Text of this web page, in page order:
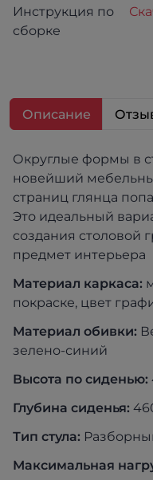
Инструкция по
сборке
Описание
Округлые формы в
новейший
страниц глянца
Это идеальный
создания столовой
предмет интерьера
Материал каркаса:
покраске, цвет
Материал обивки:
зелено-синий
Высота по сиденью:
Глубина сиденья:
Тип стула:
Максимальная